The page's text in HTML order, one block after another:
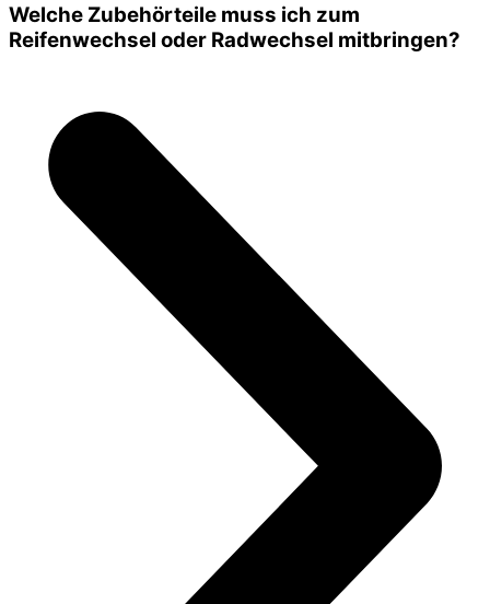
Welche Zubehörteile muss ich zum
Reifenwechsel oder Radwechsel mitbringen?